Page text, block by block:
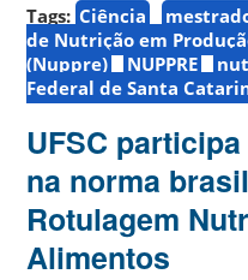
Tags: Ciência
de Nutrição em
(Nuppre)
NUPPRE
Federal de Santa
UFSC
na norma
Rotulagem
Alimentos